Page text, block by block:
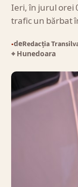
Ieri, în jurul orei
trafic un bărbat
●deRedacția
⌖ Hunedoara